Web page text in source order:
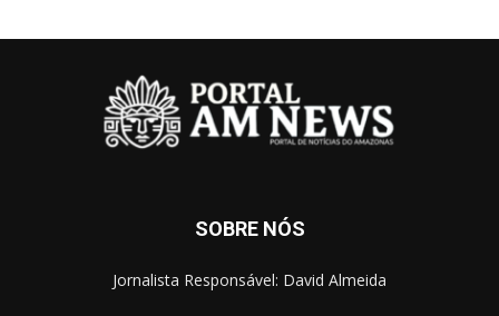
SOBRE NÓS
Jornalista Responsável: David Almeida